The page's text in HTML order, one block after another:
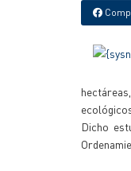
Dicho